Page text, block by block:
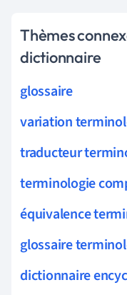
Thèmes
dictionnaire
glossaire
variation
traducteur
terminologie
équivalence
glossaire
dictionnaire